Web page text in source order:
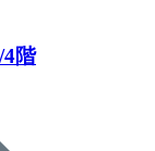
4階